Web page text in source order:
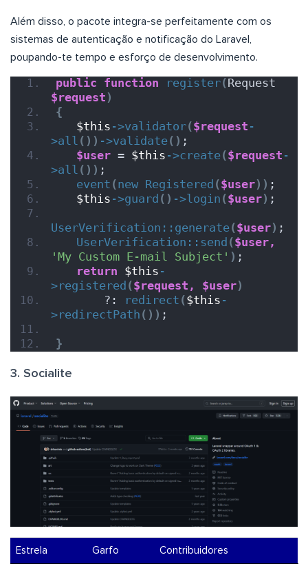
Além disso, o pacote integra-se perfeitamente com os
sistemas de autenticação e notificação do Laravel,
poupando-te tempo e esforço de desenvolvimento.
public function register(
$request )
{
$this ->validator($request -
>all ()) ->validate() ;
$user = $this ->create($request -
>all ()) ;
event (new Registered ($user)) ;
$this ->guard () ->login ($user) ;
UserVerification::generate($user) ;
UserVerification::send ($user,
'My Custom E-mail Subject' ) ;
return $this -
>registered ($request, $user)
       ?:
redirect ($this -
>redirectPath ()) ;
}
3. Socialite
Estrela Garfo Contribuidores